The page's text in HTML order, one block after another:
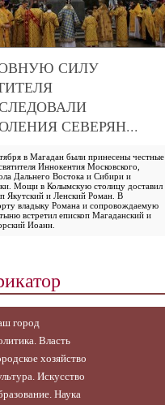
СИЛУ
СЕВЕРЯН...
в Магадан были принесены честные
Иннокентия Московского,
Дальнего Востока и Сибири и
Мощи в Колымскую столицу доставил
Якутский и Ленский Роман. В
владыку Романа и сопровождаемую
встретил епископ Магаданский и
Иоанн.
город
Власть
хозяйство
Искусство
Наука